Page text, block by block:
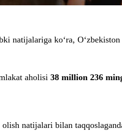
natijalariga ko‘ra,
aholisi 38 million 236
natijalari bilan